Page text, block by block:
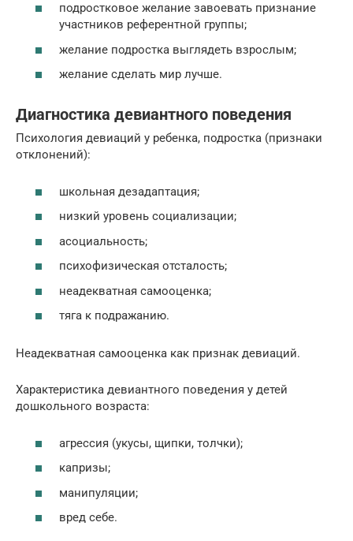
подростковое желание завоевать признание
участников референтной группы;
желание подростка выглядеть взрослым;
желание сделать мир лучше.
Диагностика девиантного поведения
Психология девиаций у ребенка, подростка (признаки
отклонений):
школьная дезадаптация;
низкий уровень социализации;
асоциальность;
психофизическая отсталость;
неадекватная самооценка;
тяга к подражанию.
Неадекватная самооценка как признак девиаций.
Характеристика девиантного поведения у детей
дошкольного возраста:
агрессия (укусы, щипки, толчки);
капризы;
манипуляции;
вред себе.